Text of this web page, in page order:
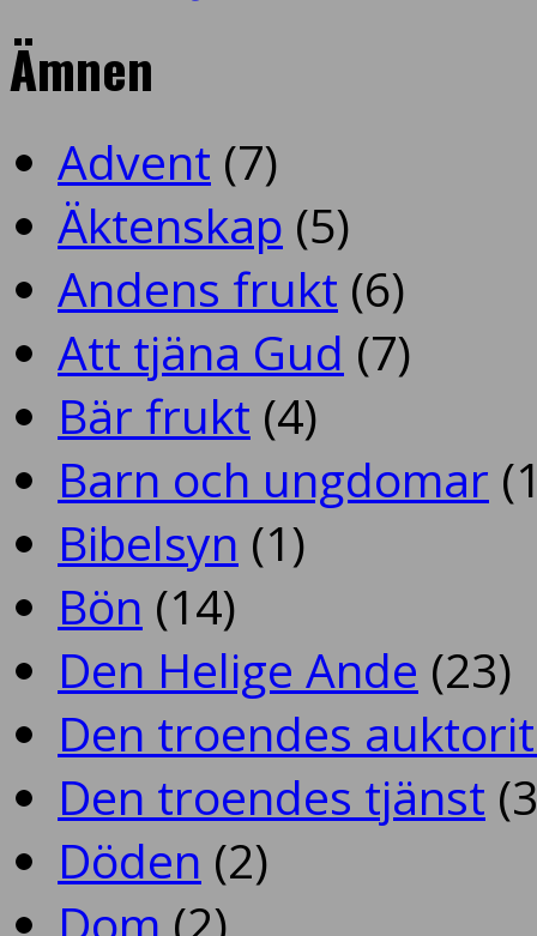
Ämnen
Advent (7)
Äktenskap (5)
Andens frukt (6)
Att tjäna Gud (7)
Bär frukt (4)
Barn och ungdomar
Bibelsyn (1)
Bön (14)
Den Helige Ande (23)
Den troendes
Den troendes tjänst
Döden (2)
Dom (2)